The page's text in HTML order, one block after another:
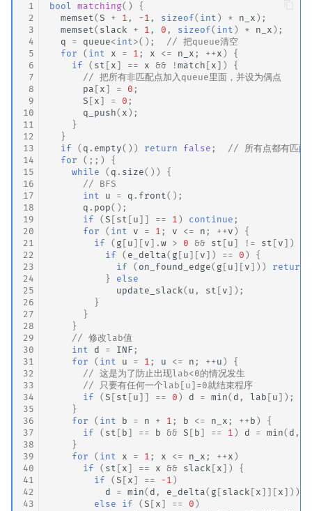
1
2
3
4
5
6
7
8
9
10
11
12
13
14
15
16
17
18
19
20
21
22
23
24
25
26
27
28
29
30
31
32
33
34
35
36
37
38
39
40
41
42
43
bool matching()
{
memset(S + 1 , -1 , sizeof( int ) * n_x );
memset( slack + 1 , 0 , sizeof( int ) * n_x );
q
= queue<int>();
// 把queue清空
for
( int x = 1 ; x <= n_x ; ++ x )
{
if
( st [ x ] == x && !match [ x ])
{
// 把所有非匹配点加入queue里面，并设为偶点
pa [ x ] = 0 ;
S [ x ] = 0 ;
q_push( x );
}
}
if
( q . empty()) return false ;
// 所有点都有匹配
for
(;;)
{
while
( q . size())
{
// BFS
int
u = q . front();
q . pop();
if
(S [ st [ u ]] == 1 ) continue ;
for
( int v = 1 ; v <= n ; ++ v )
{
if
( g [ u ][ v ].w > 0 && st [ u ] != st [ v ])
if
( e_delta( g [ u ][ v ]) == 0 )
{
if
( on_found_edge( g [ u ][ v ])) return
}
else
update_slack( u , st [ v ]);
}
}
}
// 修改lab值
int
d = INF ;
for
( int u = 1 ; u <= n ; ++ u )
{
// 这是为了防止出现lab<0的情况发生
// 只要有任何一个lab[u]=0就结束程序
if
(S [ st [ u ]] == 0 ) d = min( d , lab [ u ]);
}
for
( int b = n + 1 ; b <= n_x ; ++ b )
{
if
( st [ b ] == b && S [ b ] == 1 ) d = min( d ,
}
for
( int x = 1 ; x <= n_x ; ++ x )
if
( st [ x ] == x && slack [ x ])
{
if
(S [ x ] == -1 )
d
= min( d , e_delta( g [ slack [ x ]][ x ]));
else
if (S [ x ] == 0 )